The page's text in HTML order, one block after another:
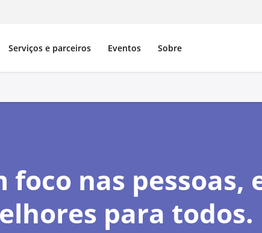
Serviços e parceiros Eventos Sobre
nas pessoas,
para todos.